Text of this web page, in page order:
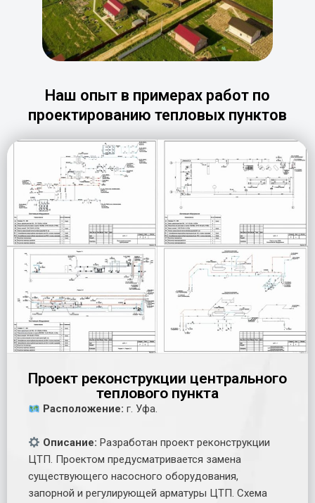
Наш опыт в примерах работ по
проектированию тепловых пунктов
Проект реконструкции центрального
теплового пункта
Расположение: г. Уфа.
Описание: Разработан проект реконструкции
ЦТП. Проектом предусматривается замена
существующего насосного оборудования,
запорной и регулирующей арматуры ЦТП. Схема